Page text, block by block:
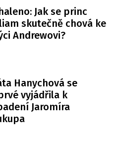
Jak se princ
skutečně chová ke
Andrewovi?
Hanychová se
vyjádřila k
Jaromíra